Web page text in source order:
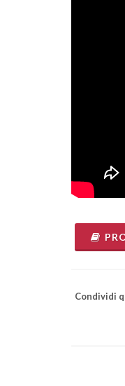
Condividi